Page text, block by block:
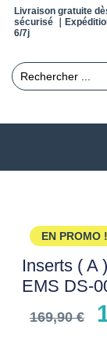
Livraison gratuite
sécurisé ｜
6/7j
EN PROMO !
Inserts ( A
EMS DS-
169,90€